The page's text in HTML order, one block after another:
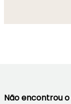
Não encontrou